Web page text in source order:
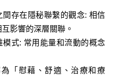
存在隱秘聯繫的觀念: 相信
影響的深層關聯。
式: 常用能量和流動的概念
「慰藉、舒適、治療和療